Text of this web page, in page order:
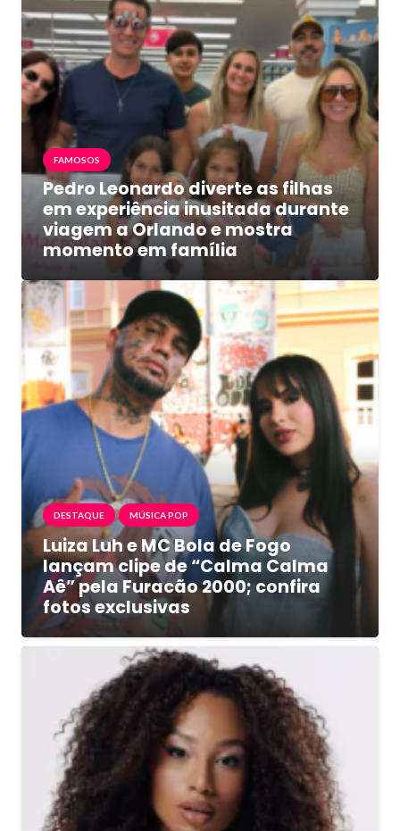
FAMOSOS
Pedro Leonardo diverte as filhas
em experiência inusitada durante
viagem a Orlando e mostra
momento em família
DESTAQUE MÚSICA POP
Luiza Luh e MC Bola de Fogo
lançam clipe de “Calma Calma
Aê” pela Furacão 2000; confira
fotos exclusivas